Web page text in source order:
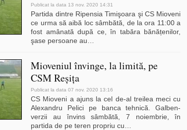
Publicat la data 13 nov. 2020 14:31
Partida dintre Ripensia Timişoara şi CS Mioveni
ce urma să aibă loc sâmbătă, de la ora 11:00 a
fost amânată după ce, în tabăra bănățenilor,
şase persoane au
Mioveniul învinge, la limită, pe
CSM Reșița
Publicat la data 07 nov. 2020 13:16
CS Mioveni a ajuns la cel de-al treilea meci cu
Alexandru Pelici pe banca tehnică. Galben-
verzii au învins sâmbătă, 7 noiembrie, în
partida de pe teren propriu cu